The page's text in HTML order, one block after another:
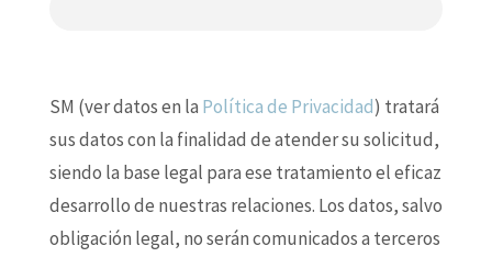
SM (ver datos en la Política de Privacidad) tratará
sus datos con la finalidad de atender su solicitud,
siendo la base legal para ese tratamiento el eficaz
desarrollo de nuestras relaciones. Los datos, salvo
obligación legal, no serán comunicados a terceros